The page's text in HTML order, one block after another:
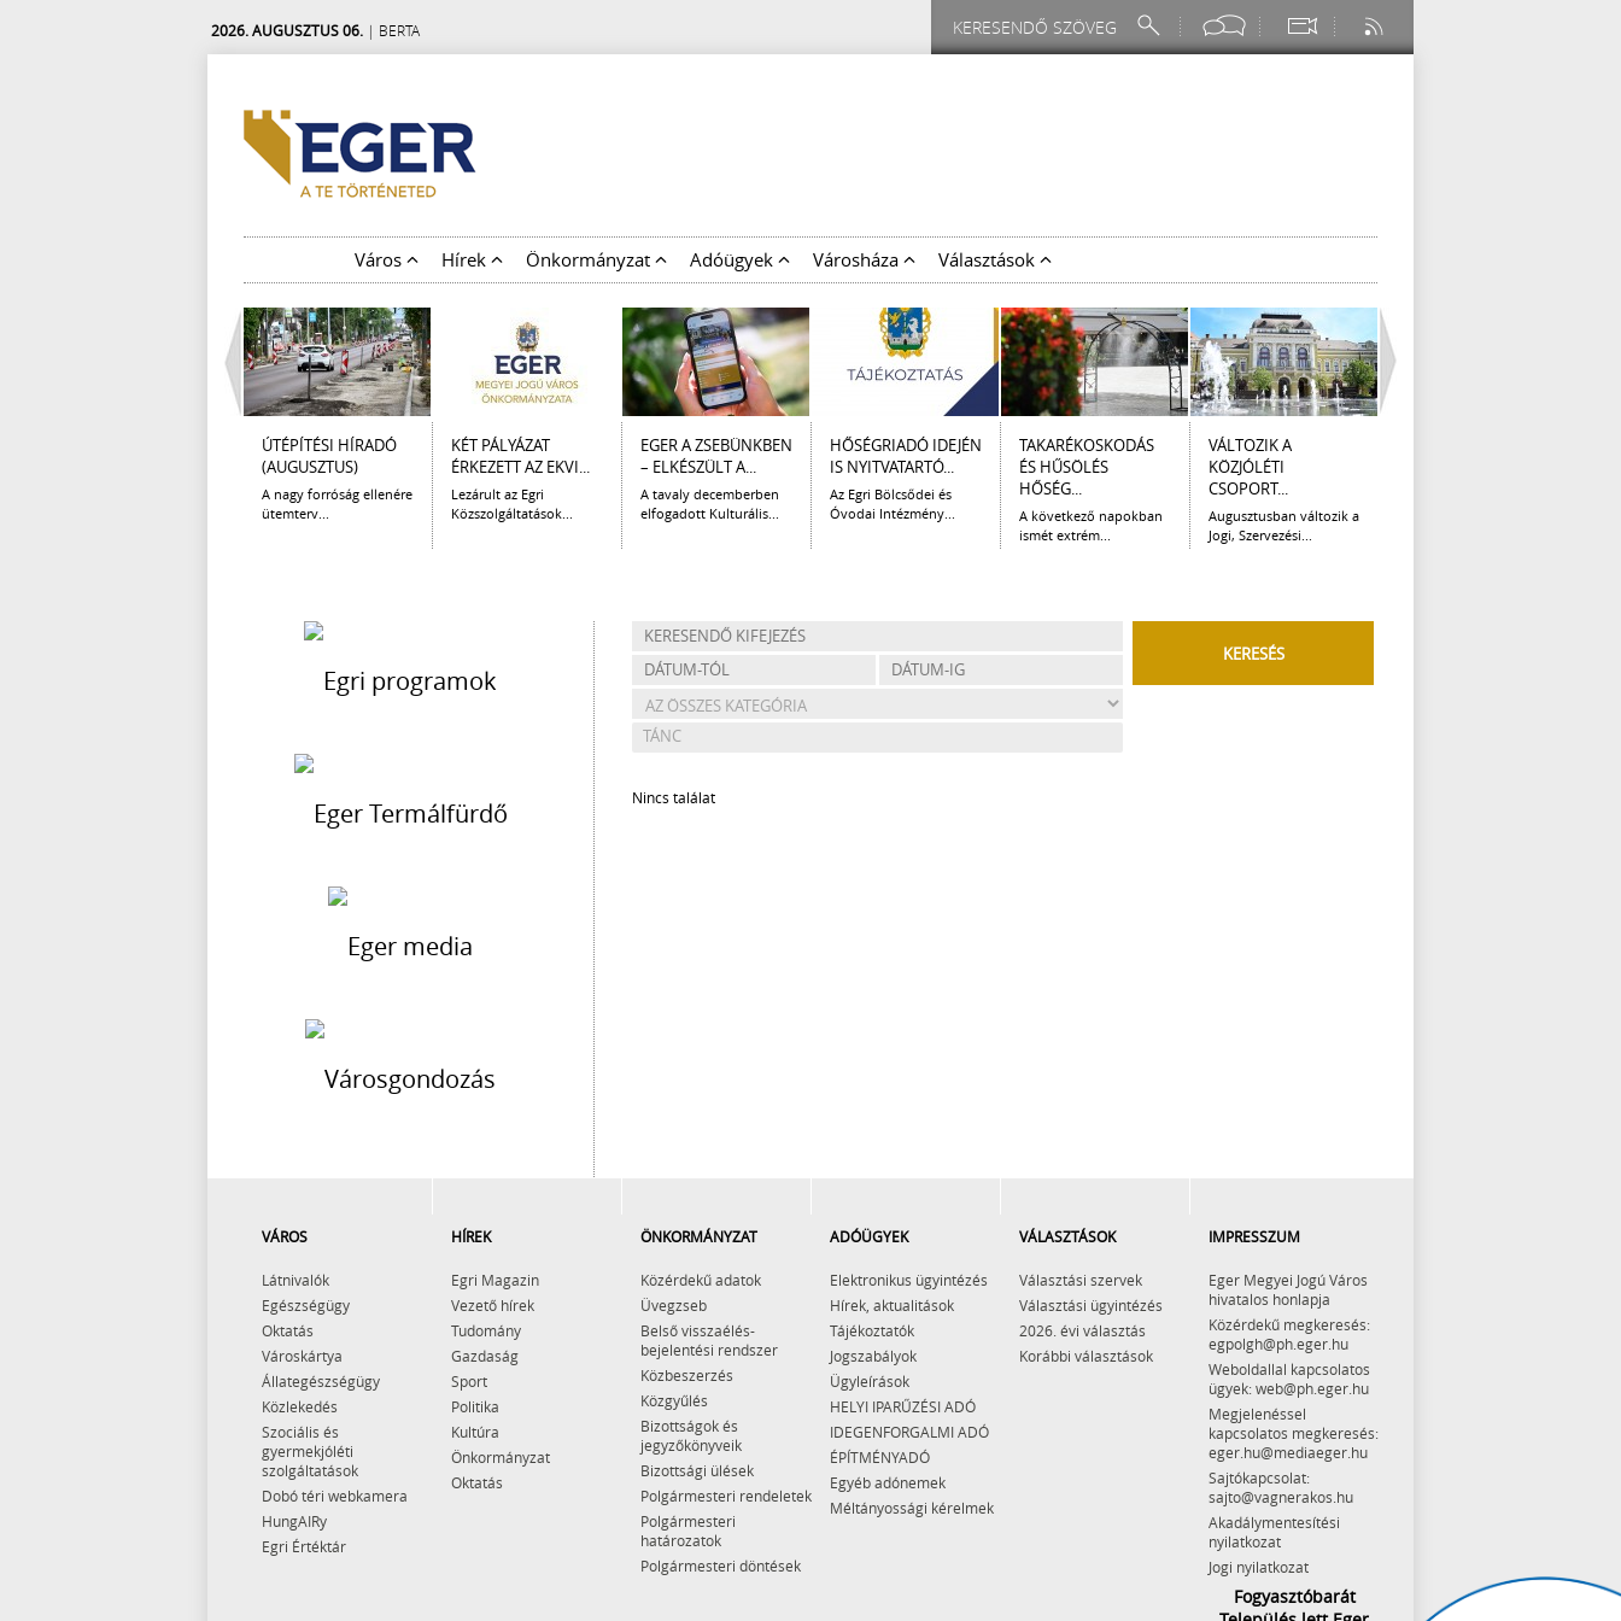
2026. AUGUSZTUS 06. | BERTA
Város Hírek Önkormányzat Adóügyek Városháza Választások
ÚTÉPÍTÉSI HÍRADÓ
(AUGUSZTUS)
A nagy forróság ellenére
ütemterv...
KÉT PÁLYÁZAT
ÉRKEZETT AZ EKVI...
Lezárult az Egri
Közszolgáltatások...
EGER A ZSEBÜNKBEN
– ELKÉSZÜLT A...
A tavaly decemberben
elfogadott Kulturális...
HŐSÉGRIADÓ IDEJÉN
IS NYITVATARTÓ...
Az Egri Bölcsődei és
Óvodai Intézmény...
TAKARÉKOSKODÁS
ÉS HŰSÖLÉS
HŐSÉG...
A következő napokban
ismét extrém...
VÁLTOZIK A
KÖZJÓLÉTI
CSOPORT...
Augusztusban változik a
Jogi, Szervezési...
Nincs találat
VÁROS
Látnivalók
Egészségügy
Oktatás
Városkártya
Állategészségügy
Közlekedés
Szociális és
gyermekjóléti
szolgáltatások
Dobó téri webkamera
HungAIRy
Egri Értéktár
HÍREK
Egri Magazin
Vezető hírek
Tudomány
Gazdaság
Sport
Politika
Kultúra
Önkormányzat
Oktatás
ÖNKORMÁNYZAT
Közérdekű adatok
Üvegzseb
Belső visszaélés-
bejelentési rendszer
Közbeszerzés
Közgyűlés
Bizottságok és
jegyzőkönyveik
Bizottsági ülések
Polgármesteri rendeletek
Polgármesteri
határozatok
Polgármesteri döntések
ADÓÜGYEK
Elektronikus ügyintézés
Hírek, aktualitások
Tájékoztatók
Jogszabályok
Ügyleírások
HELYI IPARŰZÉSI ADÓ
IDEGENFORGALMI ADÓ
ÉPÍTMÉNYADÓ
Egyéb adónemek
Méltányossági kérelmek
VÁLASZTÁSOK
Választási szervek
Választási ügyintézés
2026. évi választás
Korábbi választások
IMPRESSZUM
Eger Megyei Jogú Város
hivatalos honlapja
Közérdekű megkeresés:
egpolgh@ph.eger.hu
Weboldallal kapcsolatos
ügyek: web@ph.eger.hu
Megjelenéssel
kapcsolatos megkeresés:
eger.hu@mediaeger.hu
Sajtókapcsolat:
sajto@vagnerakos.hu
Akadálymentesítési
nyilatkozat
Jogi nyilatkozat
Fogyasztóbarát